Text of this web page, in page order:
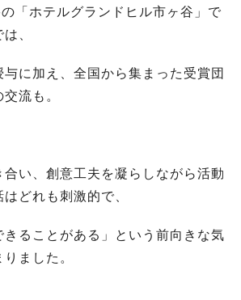
「ホテルグランドヒル市ヶ谷」で
、
に加え、全国から集まった受賞団
流も。
い、創意工夫を凝らしながら活動
どれも刺激的で、
きることがある」という前向きな気
ました。